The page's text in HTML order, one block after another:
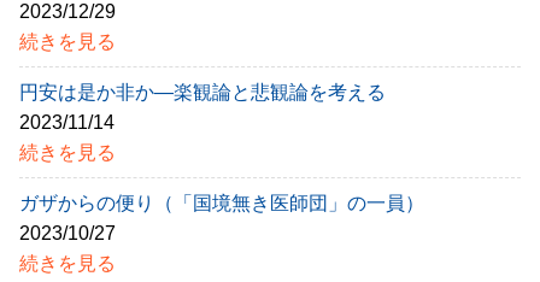
2023/12/29
続きを見る
円安は是か非か―楽観論と悲観論を考える
2023/11/14
続きを見る
ガザからの便り（「国境無き医師団」の一員）
2023/10/27
続きを見る